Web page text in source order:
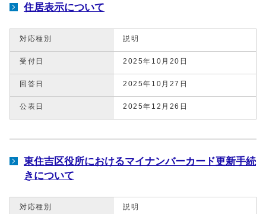
住居表示について
対応種別 説明
受付日 2025年10月20日
回答日 2025年10月27日
公表日 2025年12月26日
東住吉区役所におけるマイナンバーカード更新手続
きについて
対応種別 説明